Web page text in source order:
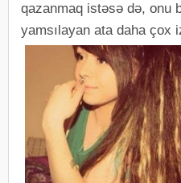
qazanmaq istəsə də, onu
yamsılayan ata daha çox